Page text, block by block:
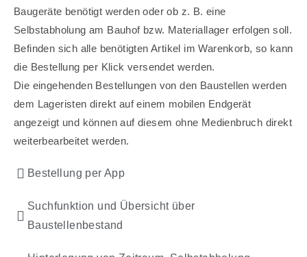
Baugeräte benötigt werden oder ob z. B. eine
Selbstabholung am Bauhof bzw. Materiallager erfolgen soll.
Befinden sich alle benötigten Artikel im Warenkorb, so kann
die Bestellung per Klick versendet werden.
Die eingehenden Bestellungen von den Baustellen werden
dem Lageristen direkt auf einem mobilen Endgerät
angezeigt und können auf diesem ohne Medienbruch direkt
weiterbearbeitet werden.
Bestellung per App
Suchfunktion und Übersicht über
Baustellenbestand